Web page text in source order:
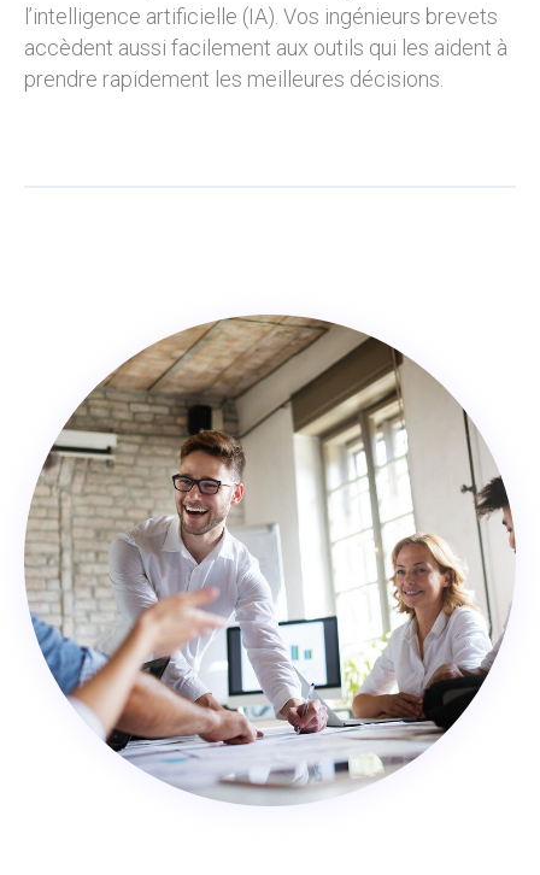
l’intelligence artificielle (IA). Vos ingénieurs brevets
accèdent aussi facilement aux outils qui les aident à
prendre rapidement les meilleures décisions.